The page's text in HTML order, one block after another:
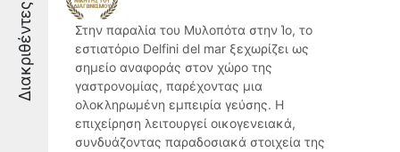
Διακριθέντες
Στην παραλία του Μυλοπότα στην Ίο, το
εστιατόριο Delfini del mar ξεχωρίζει ως
σημείο αναφοράς στον χώρο της
γαστρονομίας, παρέχοντας μια
ολοκληρωμένη εμπειρία γεύσης. Η
επιχείρηση λειτουργεί οικογενειακά,
συνδυάζοντας παραδοσιακά στοιχεία της